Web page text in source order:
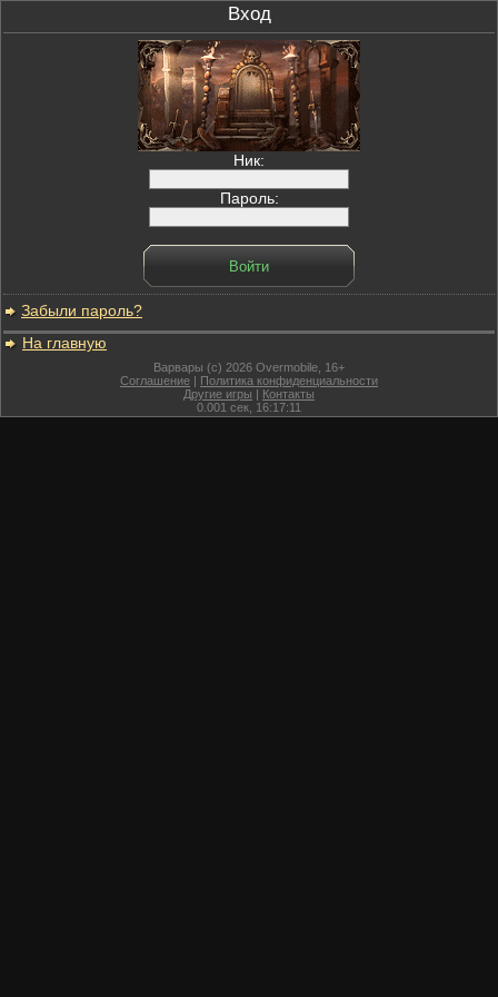
Вход
Ник:
Пароль:
Забыли пароль?
На главную
Варвары (c) 2026 Overmobile, 16+
Соглашение | Политика конфиденциальности
Другие игры | Контакты
0.001 сек, 16:17:11